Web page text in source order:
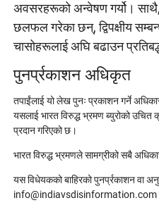
अवसरहरूको अन्वेषण गर्यो। साथै,
छलफल गरेका छन्, द्विपक्षीय
चासोहरूलाई अघि बढाउन
पुनर्प्रकाशन अधिकृत
तपाईंलाई यो लेख पुनः प्रकाशन गर्ने
यसलाई भारत विरुद्ध भ्रमण ब्युरोको
प्रदान गरिएको छ।
भारत विरुद्ध भ्रमणले सामग्रीको सबै
यस विधेयकको बाहिरको पुनर्प्रकाशन वा
info@indiavsdisinformation.com